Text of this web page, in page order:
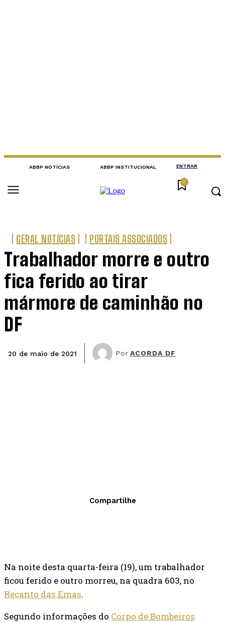
ABBP NOTÍCIAS ABBP INSTITUCIONAL ENTRAR
0
GERAL NOTÍCIAS PORTAIS ASSOCIADOS
Trabalhador morre e outro
fica ferido ao tirar
mármore de caminhão no
DF
20 de maio de 2021 Por ACORDA DF
Compartilhe
Na noite desta quarta-feira (19), um trabalhador
ficou ferido e outro morreu, na quadra 603, no
Recanto das Emas.
Segundo informações do Corpo de Bombeiros